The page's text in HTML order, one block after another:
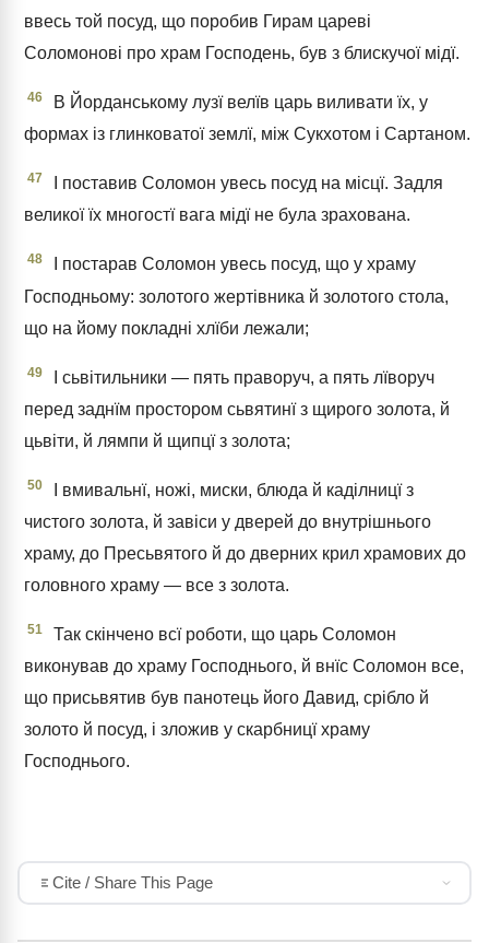
ввесь той посуд, що поробив Гирам цареві
Соломонові про храм Господень, був з блискучої мідї.
46
В Йорданському лузї велїв царь виливати їх, у
формах із глинковатої землї, між Сукхотом і Сартаном.
47
І поставив Соломон увесь посуд на місцї. Задля
великої їх многостї вага мідї не була зрахована.
48
І постарав Соломон увесь посуд, що у храму
Господньому: золотого жертівника й золотого стола,
що на йому покладні хлїби лежали;
49
І сьвітильники — пять праворуч, а пять лїворуч
перед заднїм простором сьвятинї з щирого золота, й
цьвіти, й лямпи й щипцї з золота;
50
І вмивальнї, ножі, миски, блюда й каділницї з
чистого золота, й завіси у дверей до внутрішнього
храму, до Пресьвятого й до дверних крил храмових до
головного храму — все з золота.
51
Так скінчено всї роботи, що царь Соломон
виконував до храму Господнього, й внїс Соломон все,
що присьвятив був панотець його Давид, срібло й
золото й посуд, і зложив у скарбницї храму
Господнього.
Cite / Share This Page